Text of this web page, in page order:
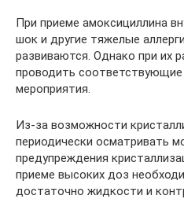
При приеме амоксициллина
шок и другие тяжелые
развиваются. Однако при их
проводить
мероприятия.
Из-за возможности
периодически осматривать
предупреждения
приеме высоких доз
достаточно жидкости и